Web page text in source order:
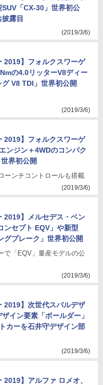
「CX-30」世界初公
露目
(2019/3/6)
2019】フォルクスワーゲ
の4.0リッターV8ディー
V8 TDI」世界初公開
(2019/3/6)
2019】フォルクスワーゲ
ンジン＋4WDのコンパク
界初公開
ーンチコントロールも搭載
(2019/3/6)
2019】メルセデス・ベン
ンセプト EQV」や新型
グブレーク」世界初公開
で「EQV」量産モデルの公
(2019/3/6)
2019】次世代スバルデザ
イン要素「ボールダー」
カーを石井守デザイン部
(2019/3/6)
2019】アルファ ロメオ、